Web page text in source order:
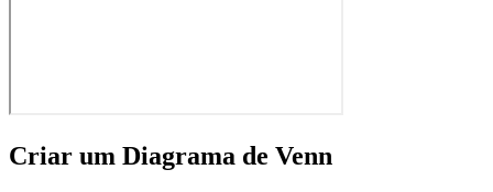
Criar um Diagrama de Venn